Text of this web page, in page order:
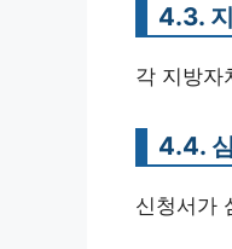
4.3.
각 지방자
4.4.
신청서가